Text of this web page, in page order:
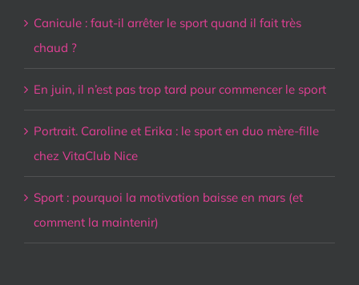
Canicule : faut-il arrêter le sport quand il fait très
chaud ?
En juin, il n’est pas trop tard pour commencer le sport
Portrait. Caroline et Erika : le sport en duo mère-fille
chez VitaClub Nice
Sport : pourquoi la motivation baisse en mars (et
comment la maintenir)